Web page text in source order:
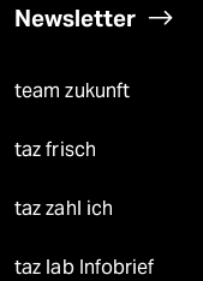
Newsletter
team zukunft
taz frisch
taz zahl ich
taz lab Infobrief